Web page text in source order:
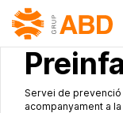
PROJECTES PROPIS
Servei de prevenció
acompanyament a